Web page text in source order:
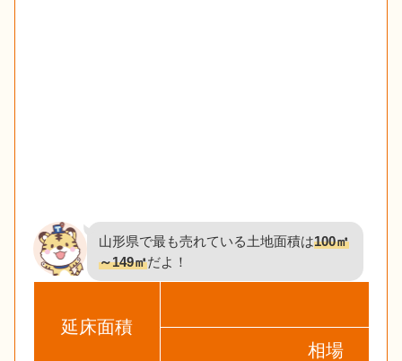
山形県で最も売れている土地面積は100㎡
～149㎡だよ！
延床面積
相場